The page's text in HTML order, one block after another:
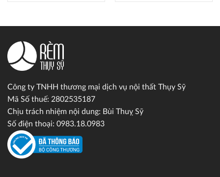
Công ty TNHH thương mại dịch vụ nội thất Thụy Sỹ
Mã Số thuế: 2802535187
Chịu trách nhiệm nội dung: Bùi Thuỵ Sỹ
Số điện thoại: 0983.18.0983